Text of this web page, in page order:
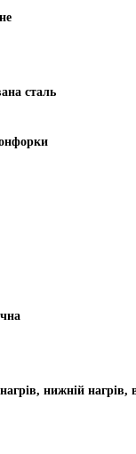
сталь
нижній нагрів,